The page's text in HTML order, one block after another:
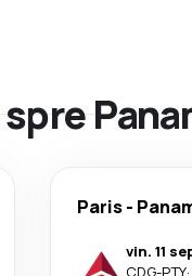
Paris-
vin. 11
CDG-PTY·